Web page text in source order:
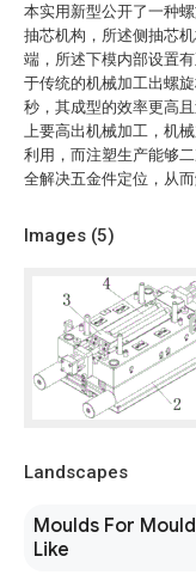
本实用新型公开了一种
抽芯机构，所述侧抽芯
端，所述下模内部设置
于传统的机械加工出螺
秒，其成型的效率更高
上要高出机械加工，机
利用，而注塑生产能够
全解决五金件定位，从而
Images (5)
Landscapes
Moulds For
Like